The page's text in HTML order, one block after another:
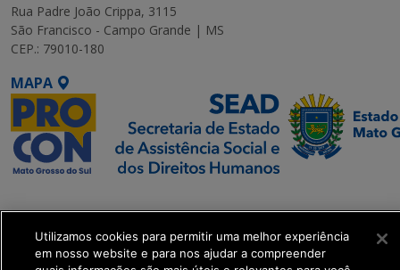
Rua Padre João Crippa, 3115
São Francisco - Campo Grande | MS
CEP.: 79010-180
MAPA
Executiva de
Transformação Digital
Utilizamos cookies para permitir uma melhor experiência
em nosso website e para nos ajudar a compreender